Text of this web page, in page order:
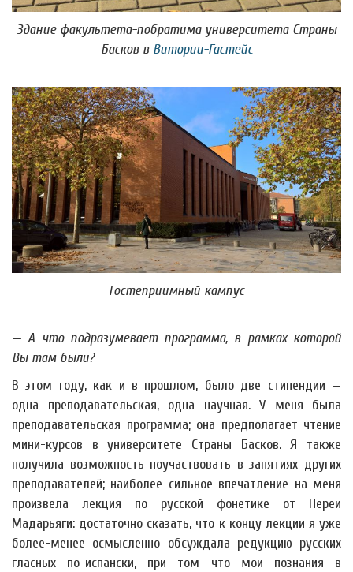
Здание факультета-побратима университета Страны
Басков в Витории-Гастейс
Гостеприимный кампус
— А что подразумевает программа, в рамках которой
Вы там были?
В этом году, как и в прошлом, было две стипендии —
одна преподавательская, одна научная. У меня была
преподавательская программа; она предполагает чтение
мини-курсов в университете Страны Басков. Я также
получила возможность поучаствовать в занятиях других
преподавателей; наиболее сильное впечатление на меня
произвела лекция по русской фонетике от Нереи
Мадарьяги: достаточно сказать, что к концу лекции я уже
более-менее осмысленно обсуждала редукцию русских
гласных по-испански, при том что мои познания в